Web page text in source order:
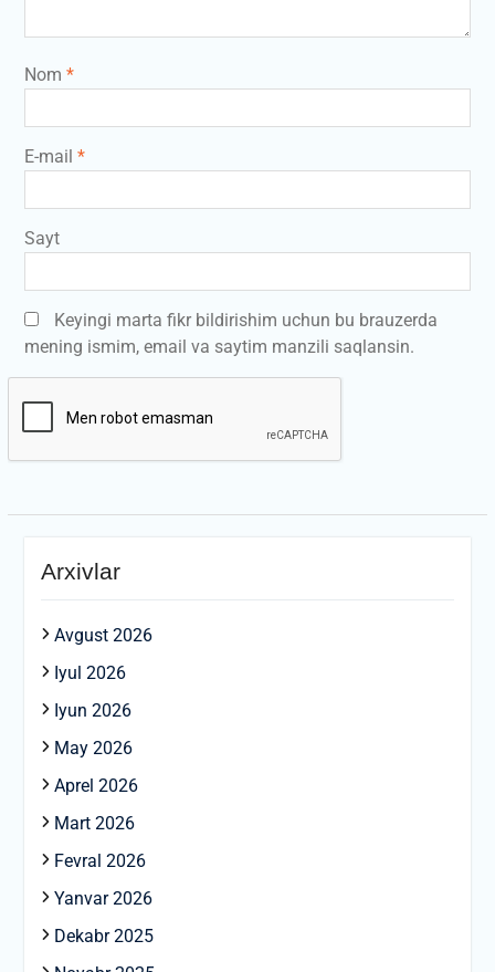
Nom *
E-mail *
Sayt
Keyingi marta fikr bildirishim uchun bu brauzerda
mening ismim, email va saytim manzili saqlansin.
Arxivlar
Avgust 2026
Iyul 2026
Iyun 2026
May 2026
Aprel 2026
Mart 2026
Fevral 2026
Yanvar 2026
Dekabr 2025